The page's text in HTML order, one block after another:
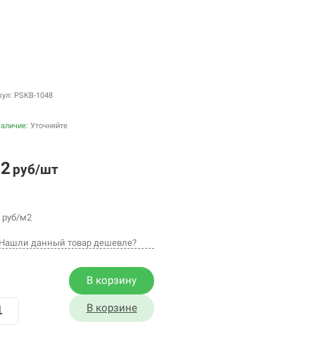
PSKB-1048
Уточняйте
руб/шт
руб/м2
Нашли данный товар дешевле?
В корзину
В корзине